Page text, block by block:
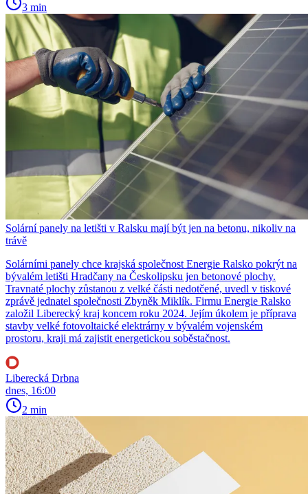
3 min
Solární panely na letišti v Ralsku mají být jen na betonu, nikoliv na
trávě
Solárními panely chce krajská společnost Energie Ralsko pokrýt na
bývalém letišti Hradčany na Českolipsku jen betonové plochy.
Travnaté plochy zůstanou z velké části nedotčené, uvedl v tiskové
zprávě jednatel společnosti Zbyněk Miklík. Firmu Energie Ralsko
založil Liberecký kraj koncem roku 2024. Jejím úkolem je příprava
stavby velké fotovoltaické elektrárny v bývalém vojenském
prostoru, kraji má zajistit energetickou soběstačnost.
Liberecká Drbna
dnes, 16:00
2 min